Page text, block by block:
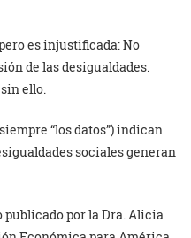
es injustificada: No
de las desigualdades.
ello.
“los datos”) indican
sociales generan
por la Dra. Alicia